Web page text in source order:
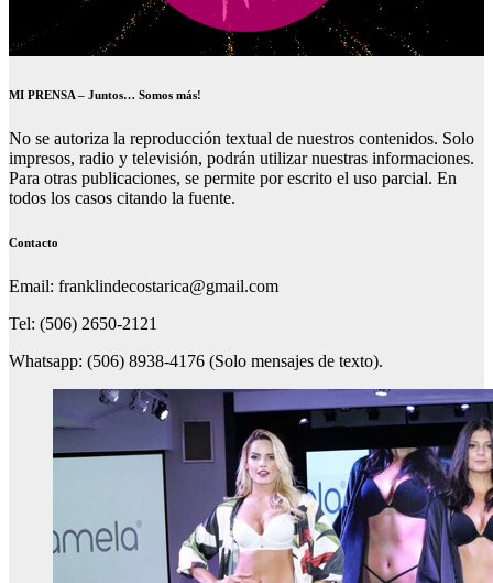
MI PRENSA – Juntos… Somos más!
No se autoriza la reproducción textual de nuestros contenidos. Solo
impresos, radio y televisión, podrán utilizar nuestras informaciones.
Para otras publicaciones, se permite por escrito el uso parcial. En
todos los casos citando la fuente.
Contacto
Email: franklindecostarica@gmail.com
Tel: (506) 2650-2121
Whatsapp: (506) 8938-4176 (Solo mensajes de texto).